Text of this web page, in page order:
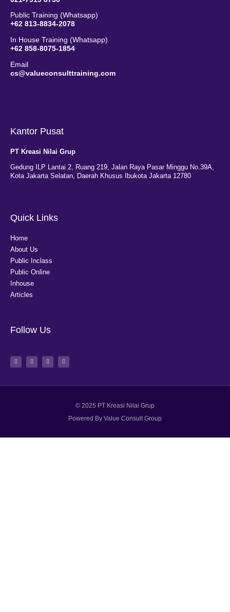
Public Training (Whatsapp)
+62 813-8834-2078
In House Training (Whatsapp)
+62 858-8075-1854
Email
cs@valueconsulttraining.com
Kantor Pusat
PT Kreasi Nilai Grup
Gedung ILP Lantai 2, Ruang 219, Jalan Raya Pasar Minggu No.39A,
Kota Jakarta Selatan, Daerah Khusus Ibukota Jakarta 12780
Quick Links
Home
About Us
Public Inclass
Public Online
Inhouse
Articles
Follow Us
© 2025 PT Kreasi Nilai Grup
Powered By Value Consult Group